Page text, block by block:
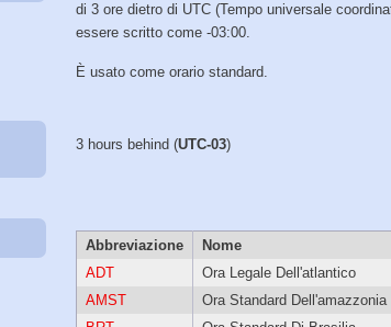
di 3 ore dietro di UTC (Tempo universale
essere scritto come -03:00.
È usato come orario standard.
3 hours behind (UTC-03)
Abbreviazione
Nome
ADT
Ora Legale Dell'atlantico
AMST
Ora Standard Dell'amazzonia